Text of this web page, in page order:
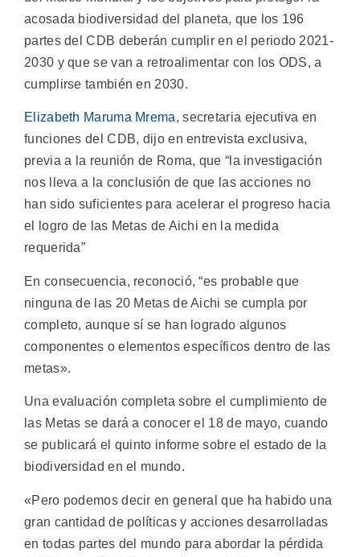
acosada biodiversidad del planeta, que los 196
partes del CDB deberán cumplir en el periodo 2021-
2030 y que se van a retroalimentar con los ODS, a
cumplirse también en 2030.
Elizabeth Maruma Mrema, secretaria ejecutiva en
funciones del CDB, dijo en entrevista exclusiva,
previa a la reunión de Roma, que “la investigación
nos lleva a la conclusión de que las acciones no
han sido suficientes para acelerar el progreso hacia
el logro de las Metas de Aichi en la medida
requerida”
En consecuencia, reconoció, “es probable que
ninguna de las 20 Metas de Aichi se cumpla por
completo, aunque sí se han logrado algunos
componentes o elementos específicos dentro de las
metas».
Una evaluación completa sobre el cumplimiento de
las Metas se dará a conocer el 18 de mayo, cuando
se publicará el quinto informe sobre el estado de la
biodiversidad en el mundo.
«Pero podemos decir en general que ha habido una
gran cantidad de políticas y acciones desarrolladas
en todas partes del mundo para abordar la pérdida